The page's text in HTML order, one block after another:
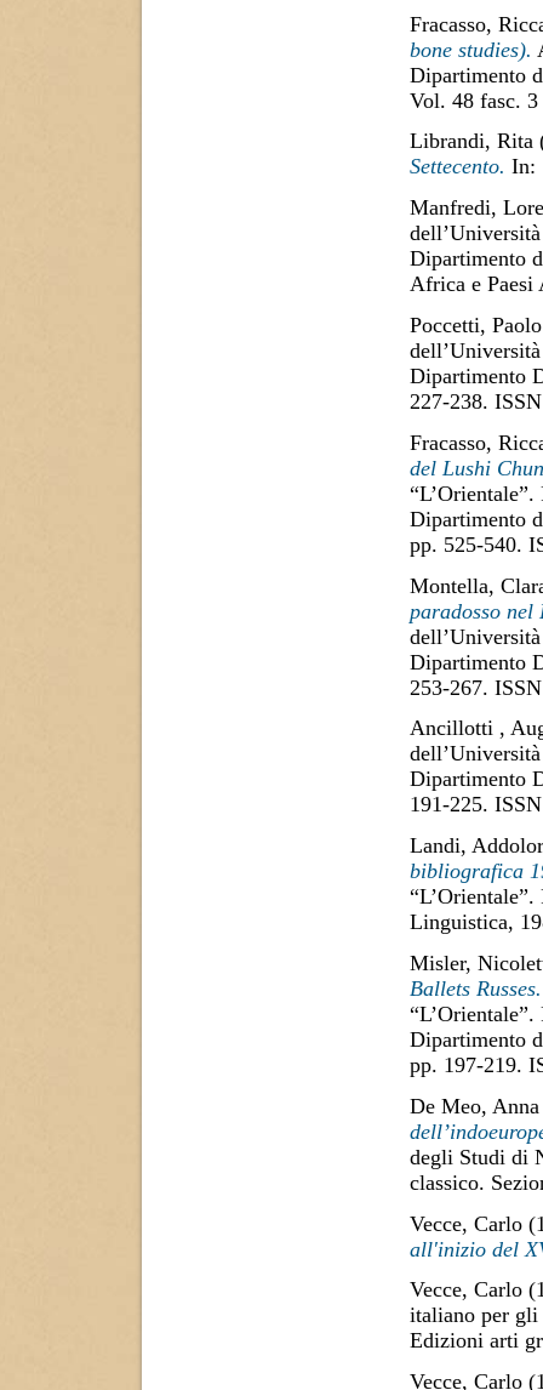
Fracasso,
bone studies).
Dipartimento
Vol. 48 fasc.
Librandi, Rita
Settecento. In:
Manfredi,
Dipartimento
Africa e Paesi
Poccetti, Paolo
Dipartimento
227-238.
Fracasso,
del Lushi
Dipartimento
pp. 525-540.
Montella,
paradosso
Dipartimento
253-267.
Ancillotti ,
Dipartimento
191-225.
Landi,
bibliografica
Linguistica,
Misler,
Ballets Russes.
Dipartimento
pp. 197-219.
De Meo, Anna
degli Studi di
classico.
Vecce, Carlo
all'inizio del
Vecce, Carlo
italiano per
Edizioni arti
Vecce, Carlo